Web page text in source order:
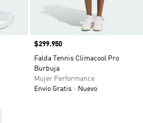
Precio
$299.950
Falda Tennis Climacool Pro
Burbuja
Mujer Performance
Envío Gratis
Nuevo